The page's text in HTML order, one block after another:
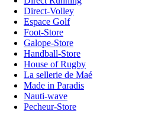
Direct-Volley
Espace Golf
Foot-Store
Galope-Store
Handball-Store
House of Rugby
La sellerie de Maé
Made in Paradis
Nauti-wave
Pecheur-Store